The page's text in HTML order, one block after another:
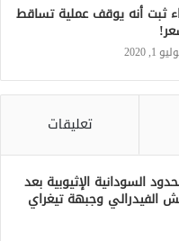
ثبت أنه يوقف عملية تساقط
1, 2020
تعليقات
السودانية الإثيوبية بعد
الفيدرالي وجبهة تيغراي